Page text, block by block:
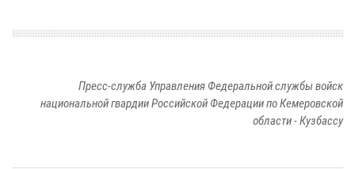
Пресс-служба Управления Федеральной службы войск
национальной гвардии Российской Федерации по Кемеровской
области - Кузбассу